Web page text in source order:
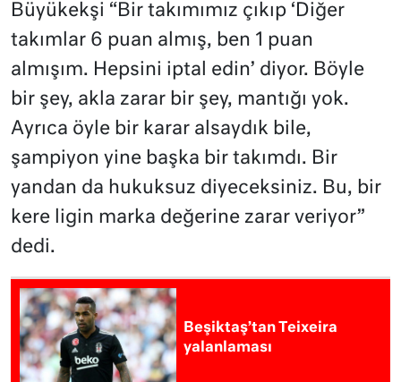
Büyükekşi “Bir takımımız çıkıp ‘Diğer
takımlar 6 puan almış, ben 1 puan
almışım. Hepsini iptal edin’ diyor. Böyle
bir şey, akla zarar bir şey, mantığı yok.
Ayrıca öyle bir karar alsaydık bile,
şampiyon yine başka bir takımdı. Bir
yandan da hukuksuz diyeceksiniz. Bu, bir
kere ligin marka değerine zarar veriyor”
dedi.
Beşiktaş’tan Teixeira
yalanlaması